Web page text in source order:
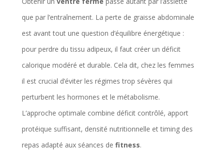
que par l’entraînement. La perte de graisse abdominale
est avant tout une question d’équilibre énergétique :
pour perdre du tissu adipeux, il faut créer un déficit
calorique modéré et durable. Cela dit, chez les femmes
il est crucial d’éviter les régimes trop sévères qui
perturbent les hormones et le métabolisme.
L’approche optimale combine déficit contrôlé, apport
protéique suffisant, densité nutritionnelle et timing des
repas adapté aux séances de fitness.